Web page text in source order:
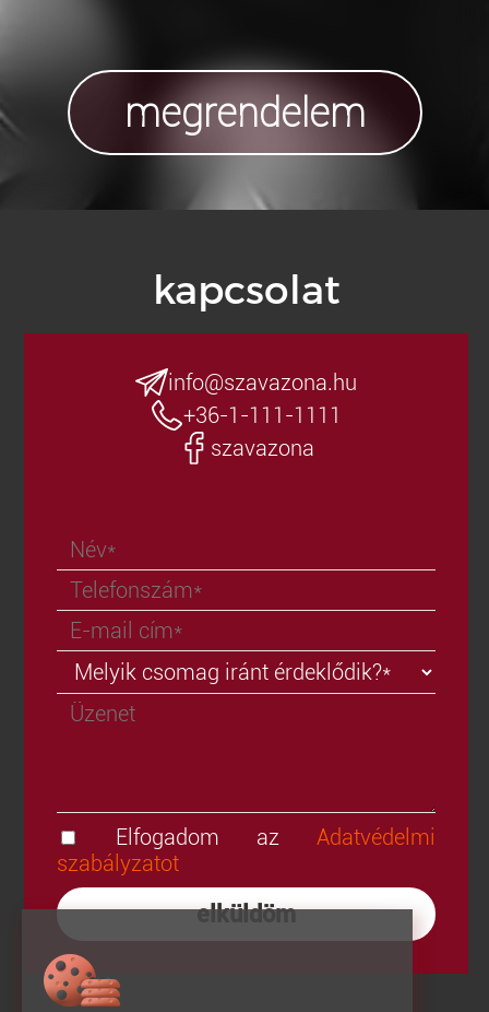
megrendelem
info@szavazona.hu
+36-1-111-1111
szavazona
Elfogadom az Adatvédelmi
szabályzatot
elküldöm
kapcsolat